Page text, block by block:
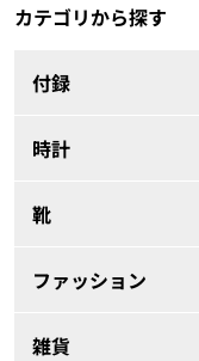
カテゴリから探す
付録
時計
靴
ファッション
雑貨